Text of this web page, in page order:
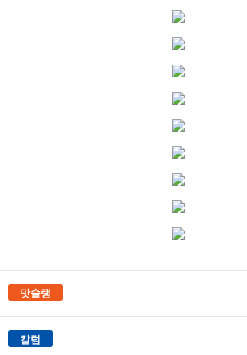
맛슐랭
칼럼